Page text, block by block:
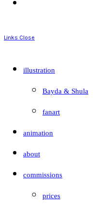
Links Close
illustration
Bayda & Shula
fanart
animation
about
commissions
prices